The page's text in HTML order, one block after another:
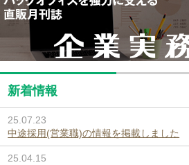
新着情報
25.07.23
中途採用(営業職)の情報を掲載しました
25.04.15